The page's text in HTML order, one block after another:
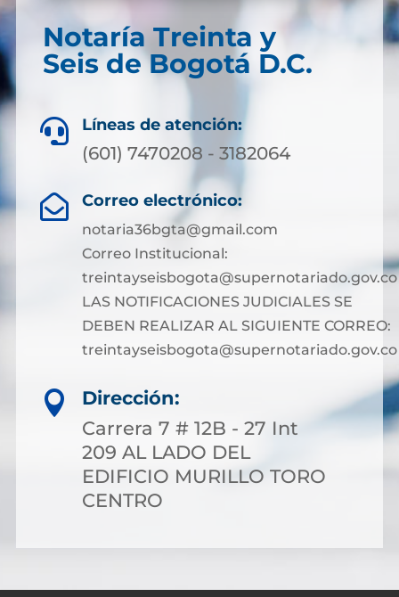
Notaría Treinta y
Seis de Bogotá D.C.
 Líneas de atención:
(601) 7470208 - 3182064
 Correo electrónico:
notaria36bgta@gmail.com
Correo Institucional:
treintayseisbogota@supernotariado.gov.co
LAS NOTIFICACIONES JUDICIALES SE
DEBEN REALIZAR AL SIGUIENTE CORREO:
treintayseisbogota@supernotariado.gov.co

Dirección:
Carrera 7 # 12B - 27 Int
209 AL LADO DEL
EDIFICIO MURILLO TORO
CENTRO